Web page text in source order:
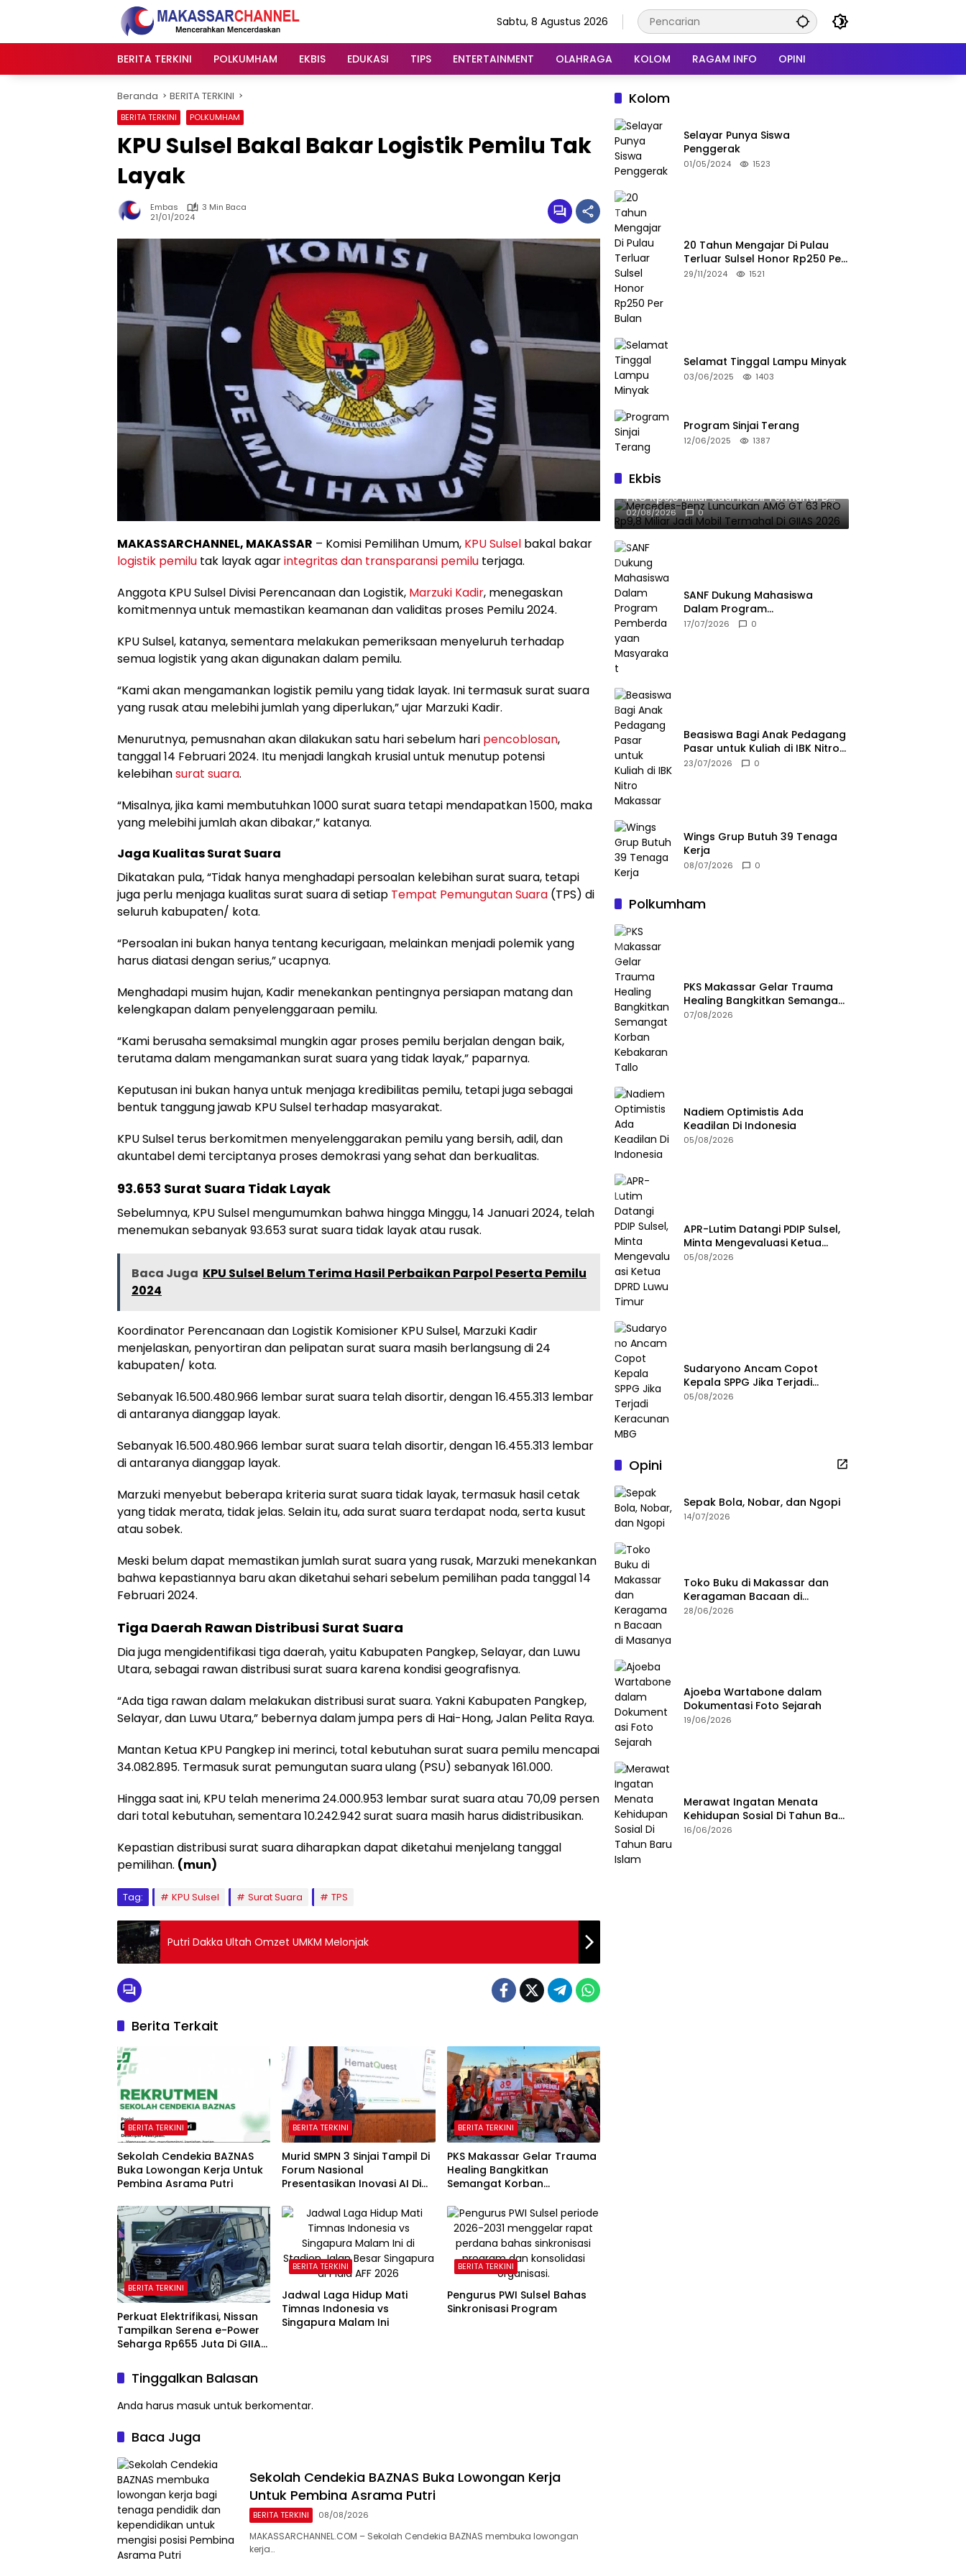
Sabtu, 8 Agustus 2026
BERITA TERKINI POLKUMHAM EKBIS EDUKASI TIPS ENTERTAINMENT OLAHRAGA KOLOM RAGAM INFO OPINI
Beranda BERITA TERKINI
BERITA TERKINI POLKUMHAM
KPU Sulsel Bakal Bakar Logistik Pemilu Tak
Layak
Embas
3 Min Baca
21/01/2024
MAKASSARCHANNEL, MAKASSAR – Komisi Pemilihan Umum, KPU Sulsel bakal bakar
logistik pemilu tak layak agarintegritas dan transparansi pemilu terjaga.
Anggota KPU Sulsel Divisi Perencanaan dan Logistik, Marzuki Kadir, menegaskan
komitmennya untuk memastikan keamanan dan validitas proses Pemilu 2024.
KPU Sulsel, katanya, sementara melakukan pemeriksaan menyeluruh terhadap
semua logistik yang akan digunakan dalam pemilu.
“Kami akan mengamankan logistik pemilu yang tidak layak. Ini termasuk surat suara
yang rusak atau melebihi jumlah yang diperlukan,” ujar Marzuki Kadir.
Menurutnya, pemusnahan akan dilakukan satu hari sebelum hari pencoblosan,
tanggal 14 Februari 2024. Itu menjadi langkah krusial untuk menutup potensi
kelebihansurat suara.
“Misalnya, jika kami membutuhkan 1000 surat suara tetapi mendapatkan 1500, maka
yang melebihi jumlah akan dibakar,” katanya.
Jaga Kualitas Surat Suara
Dikatakan pula, “Tidak hanya menghadapi persoalan kelebihan surat suara, tetapi
juga perlu menjaga kualitas surat suara di setiap Tempat Pemungutan Suara (TPS) di
seluruh kabupaten/ kota.
“Persoalan ini bukan hanya tentang kecurigaan, melainkan menjadi polemik yang
harus diatasi dengan serius,” ucapnya.
Menghadapi musim hujan, Kadir menekankan pentingnya persiapan matang dan
kelengkapan dalam penyelenggaraan pemilu.
“Kami berusaha semaksimal mungkin agar proses pemilu berjalan dengan baik,
terutama dalam mengamankan surat suara yang tidak layak,” paparnya.
Keputusan ini bukan hanya untuk menjaga kredibilitas pemilu, tetapi juga sebagai
bentuk tanggung jawab KPU Sulsel terhadap masyarakat.
KPU Sulsel terus berkomitmen menyelenggarakan pemilu yang bersih, adil, dan
akuntabel demi terciptanya proses demokrasi yang sehat dan berkualitas.
93.653 Surat Suara Tidak Layak
Sebelumnya, KPU Sulsel mengumumkan bahwa hingga Minggu, 14 Januari 2024, telah
menemukan sebanyak 93.653 surat suara tidak layak atau rusak.
Baca Juga KPU Sulsel Belum Terima Hasil Perbaikan Parpol Peserta Pemilu
2024
Koordinator Perencanaan dan Logistik Komisioner KPU Sulsel, Marzuki Kadir
menjelaskan, penyortiran dan pelipatan surat suara masih berlangsung di 24
kabupaten/ kota.
Sebanyak 16.500.480.966 lembar surat suara telah disortir, dengan 16.455.313 lembar
di antaranya dianggap layak.
Sebanyak 16.500.480.966 lembar surat suara telah disortir, dengan 16.455.313 lembar
di antaranya dianggap layak.
Marzuki menyebut beberapa kriteria surat suara tidak layak, termasuk hasil cetak
yang tidak merata, tidak jelas. Selain itu, ada surat suara terdapat noda, serta kusut
atau sobek.
Meski belum dapat memastikan jumlah surat suara yang rusak, Marzuki menekankan
bahwa kepastiannya baru akan diketahui sehari sebelum pemilihan pada tanggal 14
Februari 2024.
Tiga Daerah Rawan Distribusi Surat Suara
Dia juga mengidentifikasi tiga daerah, yaitu Kabupaten Pangkep, Selayar, dan Luwu
Utara, sebagai rawan distribusi surat suara karena kondisi geografisnya.
“Ada tiga rawan dalam melakukan distribusi surat suara. Yakni Kabupaten Pangkep,
Selayar, dan Luwu Utara,” bebernya dalam jumpa pers di Hai-Hong, Jalan Pelita Raya.
Mantan Ketua KPU Pangkep ini merinci, total kebutuhan surat suara pemilu mencapai
34.082.895. Termasuk surat pemungutan suara ulang (PSU) sebanyak 161.000.
Hingga saat ini, KPU telah menerima 24.000.953 lembar surat suara atau 70,09 persen
dari total kebutuhan, sementara 10.242.942 surat suara masih harus didistribusikan.
Kepastian distribusi surat suara diharapkan dapat diketahui menjelang tanggal
pemilihan. (mun)
Tag: KPU Sulsel Surat Suara TPS
Putri Dakka Ultah Omzet UMKM Melonjak
Berita Terkait
BERITA TERKINI
Sekolah Cendekia BAZNAS
Buka Lowongan Kerja Untuk
Pembina Asrama Putri
BERITA TERKINI
Murid SMPN 3 Sinjai Tampil Di
Forum Nasional
Presentasikan Inovasi AI Di
BERITA TERKINI
PKS Makassar Gelar Trauma
Healing Bangkitkan
Semangat Korban
BERITA TERKINI
Perkuat Elektrifikasi, Nissan
Tampilkan Serena e-Power
Seharga Rp655 Juta Di GIIAS
BERITA TERKINI
Jadwal Laga Hidup Mati
Timnas Indonesia vs
Singapura Malam Ini
BERITA TERKINI
Pengurus PWI Sulsel Bahas
Sinkronisasi Program
Tinggalkan Balasan
Anda harus masuk untuk berkomentar.
Baca Juga
Sekolah Cendekia BAZNAS Buka Lowongan Kerja
Untuk Pembina Asrama Putri
BERITA TERKINI 08/08/2026
MAKASSARCHANNEL.COM – Sekolah Cendekia BAZNAS membuka lowongan
kerja…
Kolom
Selayar Punya Siswa
Penggerak
01/05/2024 1523
20 Tahun Mengajar Di Pulau
Terluar Sulsel Honor Rp250 Per
Bulan
29/11/2024 1521
Selamat Tinggal Lampu Minyak
03/06/2025 1403
Program Sinjai Terang
12/06/2025 1387
Ekbis
Mercedes-Benz Luncurkan AMG GT 63
PRO Rp9,8 Miliar Jadi Mobil Termahal Di
GIIAS 2026
02/08/2026 0
SANF Dukung Mahasiswa
Dalam Program
Pemberdayaan Masyarakat
17/07/2026 0
Beasiswa Bagi Anak Pedagang
Pasar untuk Kuliah di IBK Nitro
Makassar
23/07/2026 0
Wings Grup Butuh 39 Tenaga
Kerja
08/07/2026 0
Polkumham
PKS Makassar Gelar Trauma
Healing Bangkitkan Semangat
Korban Kebakaran Tallo
07/08/2026
Nadiem Optimistis Ada
Keadilan Di Indonesia
05/08/2026
APR-Lutim Datangi PDIP Sulsel,
Minta Mengevaluasi Ketua
DPRD Luwu Timur
05/08/2026
Sudaryono Ancam Copot
Kepala SPPG Jika Terjadi
Keracunan MBG
05/08/2026
Opini
Sepak Bola, Nobar, dan Ngopi
14/07/2026
Toko Buku di Makassar dan
Keragaman Bacaan di
Masanya
28/06/2026
Ajoeba Wartabone dalam
Dokumentasi Foto Sejarah
19/06/2026
Merawat Ingatan Menata
Kehidupan Sosial Di Tahun Baru
Islam
16/06/2026